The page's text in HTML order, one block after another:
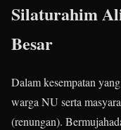
Silaturahim
Besar
Dalam kesempatan
warga NU serta
(renungan).